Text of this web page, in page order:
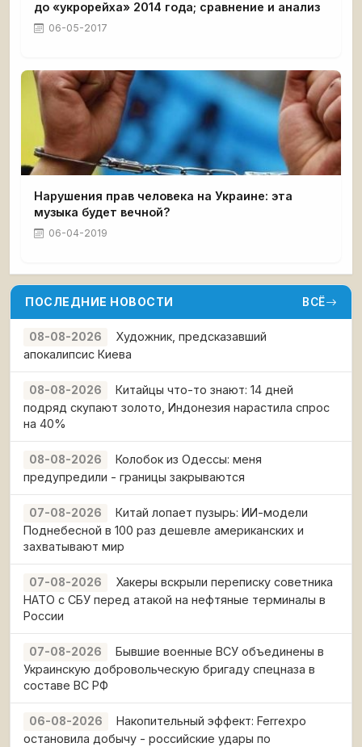
до «укрорейха» 2014 года; сравнение и анализ
06-05-2017
Нарушения прав человека на Украине: эта
музыка будет вечной?
06-04-2019
ПОСЛЕДНИЕ НОВОСТИ ВСЁ
08-08-2026
Художник, предсказавший
апокалипсис Киева
08-08-2026
Китайцы что-то знают: 14 дней
подряд скупают золото, Индонезия нарастила спрос
на 40%
08-08-2026
Колобок из Одессы: меня
предупредили - границы закрываются
07-08-2026
Китай лопает пузырь: ИИ-модели
Поднебесной в 100 раз дешевле американских и
захватывают мир
07-08-2026
Хакеры вскрыли переписку советника
НАТО с СБУ перед атакой на нефтяные терминалы в
России
07-08-2026
Бывшие военные ВСУ объединены в
Украинскую добровольческую бригаду спецназа в
составе ВС РФ
06-08-2026
Накопительный эффект: Ferrexpo
остановила добычу - российские удары по